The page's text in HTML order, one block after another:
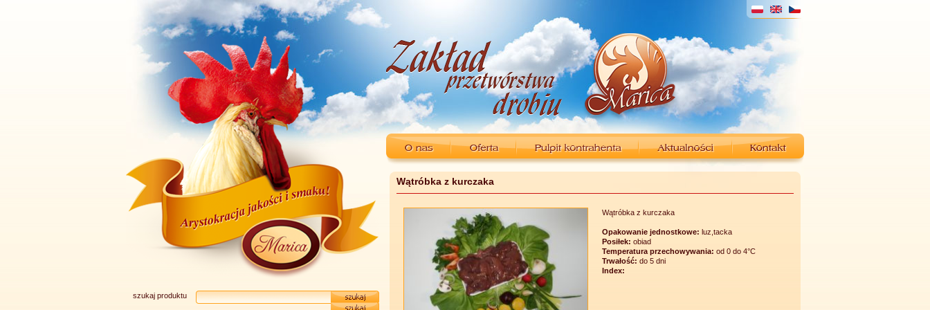
szukaj produktu
Wątróbka z kurczaka
Wątróbka z kurczaka
Opakowanie jednostkowe: luz,tacka
Posiłek: obiad
Temperatura przechowywania: od 0 do 4°C
Trwałość: do 5 dni
Index: